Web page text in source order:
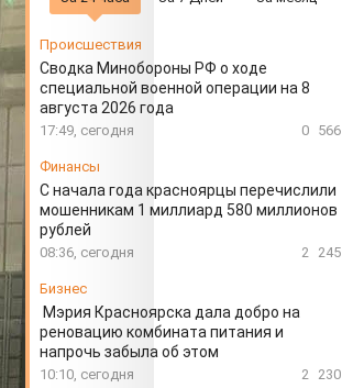
Происшествия
Сводка Минобороны РФ о ходе
специальной военной операции на 8
августа 2026 года
17:49, сегодня 0 566
Финансы
С начала года красноярцы перечислили
мошенникам 1 миллиард 580 миллионов
рублей
08:36, сегодня 2 245
Бизнес
Мэрия Красноярска дала добро на
реновацию комбината питания и
напрочь забыла об этом
10:10, сегодня 2 230